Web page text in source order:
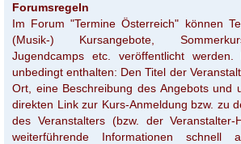
Forumsregeln
Im Forum "Termine Österreich" können
(Musik-) Kursangebote,
Jugendcamps etc. veröffentlicht
unbedingt enthalten: Den Titel der
Ort, eine Beschreibung des Angebots und
direkten Link zur Kurs-Anmeldung bzw. zu
des Veranstalters (bzw. der Veranstalter-
weiterführende Informationen schnell